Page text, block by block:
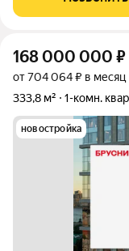
в Жилой район
168 000 000 ₽
от 704 064 ₽ в месяц
333,8 м²
1-комн.
новостройка